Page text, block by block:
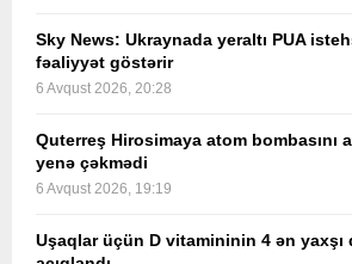
Sky News: Ukraynada yeraltı PUA
fəaliyyət göstərir
6 Avqust 2026, 20:28
Quterreş Hirosimaya atom bombasını
yenə çəkmədi
6 Avqust 2026, 19:19
Uşaqlar üçün D vitamininin 4 ən yaxşı